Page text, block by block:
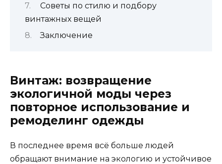
Советы по стилю и подбору
винтажных вещей
Заключение
Винтаж: возвращение
экологичной моды через
повторное использование и
ремоделинг одежды
В последнее время всё больше людей
обращают внимание на экологию и устойчивое